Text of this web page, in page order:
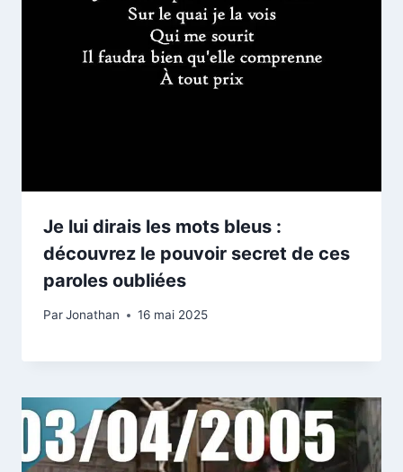
Je lui dirais les mots bleus :
découvrez le pouvoir secret de ces
paroles oubliées
ParJonathan 16 mai 2025